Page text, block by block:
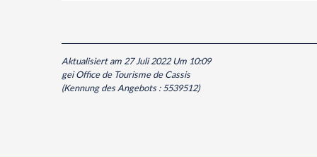
Aktualisiert am 27 Juli 2022 Um 10:09
gei Office de Tourisme de Cassis
(Kennung des Angebots :5539512)